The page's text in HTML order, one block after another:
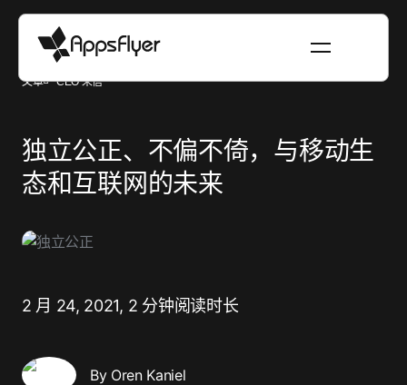
文章 CEO 来信
独立公正、不偏不倚，与移动生
态和互联网的未来
2 月 24, 2021, 2 分钟阅读时长
By Oren Kaniel